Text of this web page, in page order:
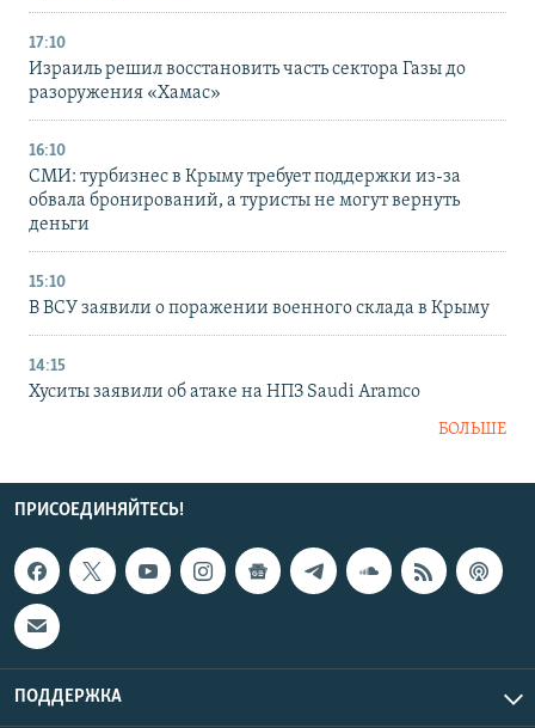
17:10
Израиль решил восстановить часть сектора Газы до
разоружения «Хамас»
16:10
СМИ: турбизнес в Крыму требует поддержки из-за
обвала бронирований, а туристы не могут вернуть
деньги
15:10
В ВСУ заявили о поражении военного склада в Крыму
14:15
Хуситы заявили об атаке на НПЗ Saudi Aramco
БОЛЬШЕ
ПРИСОЕДИНЯЙТЕСЬ!
ПОДДЕРЖКА